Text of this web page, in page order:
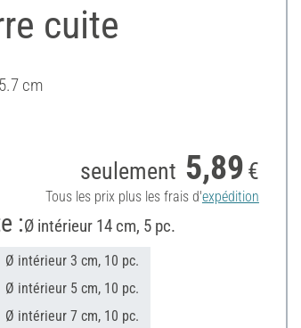
cuite
cm
seulement 5,89 €
Tous les prix plus les frais d'expédition
:Ø intérieur 14 cm, 5 pc.
Ø intérieur 3 cm, 10 pc.
Ø intérieur 5 cm, 10 pc.
Ø intérieur 7 cm, 10 pc.